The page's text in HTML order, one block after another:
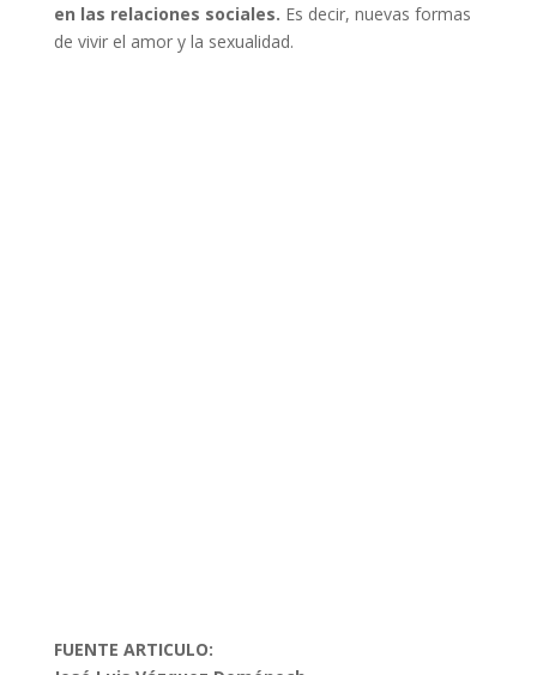
en las relaciones sociales. Es decir, nuevas formas
de vivir el amor y la sexualidad.
FUENTE ARTICULO: